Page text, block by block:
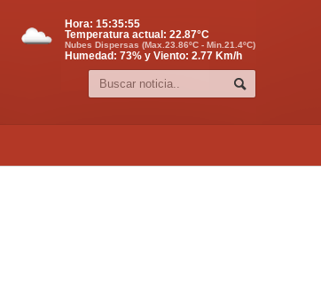
Hora: 15:35:55
Temperatura actual: 22.87°C
Nubes Dispersas (Max.23.86ºC - Min.21.4ºC)
Humedad: 73% y Viento: 2.77 Km/h